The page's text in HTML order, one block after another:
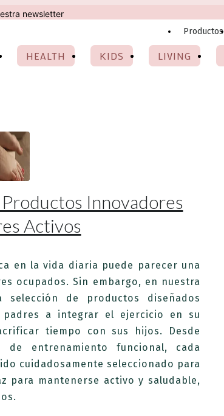
newsletter
Productos
HEALTH KIDS LIVING
Innovadores
Activos
en la vida diaria puede parecer una
ocupados. Sin embargo, en nuestra
de productos diseñados
a integrar el ejercicio en su
tiempo con sus hijos. Desde
entrenamiento funcional, cada
cuidadosamente seleccionado para
para mantenerse activo y saludable,